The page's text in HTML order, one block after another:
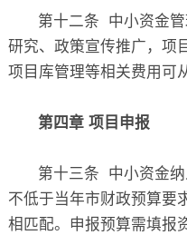
第十二条 中小资金
研究、政策宣传推广，项
项目库管理等相关费用可
第四章 项目申报
第十三条 中小资金
不低于当年市财政预算要
相匹配。申报预算需填报